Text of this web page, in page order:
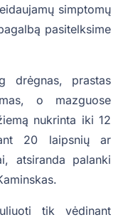
simptomų
pasitelksime
drėgnas, prastas
o mazguose
nukrinta iki 12
20 laipsnių ar
atsiranda palanki
tik vėdinant